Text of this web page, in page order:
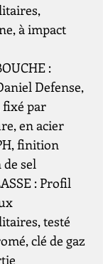
à impact
:
Defense,
fixé par
en acier
finition
sel
: Profil
testé
clé de gaz